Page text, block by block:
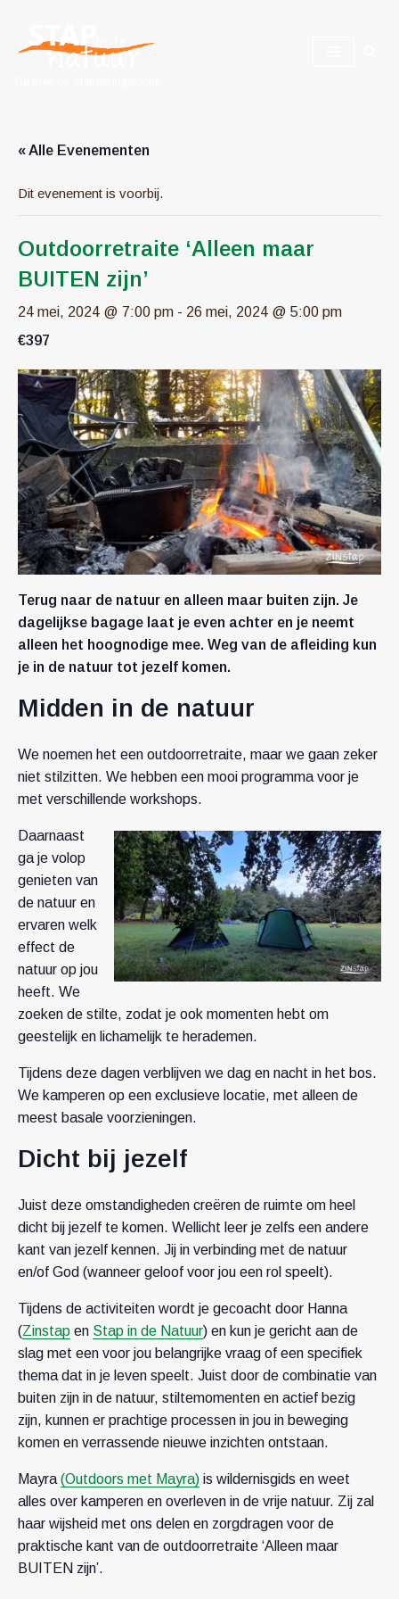
Ga
« Alle Evenementen
Dit evenement is voorbij.
Outdoorretraite ‘Alleen maar
BUITEN zijn’
24 mei, 2024 @ 7:00 pm - 26 mei, 2024 @ 5:00 pm
€397
Terug naar de natuur en alleen maar buiten zijn. Je
dagelijkse bagage laat je even achter en je neemt
alleen het hoognodige mee. Weg van de afleiding kun
je in de natuur tot jezelf komen.
Midden in de natuur
We noemen het een outdoorretraite, maar we gaan zeker
niet stilzitten. We hebben een mooi programma voor je
met verschillende workshops.
Daarnaast
ga je volop
genieten van
de natuur en
ervaren welk
effect de
natuur op jou
heeft. We
zoeken de stilte, zodat je ook momenten hebt om
geestelijk en lichamelijk te herademen.
Tijdens deze dagen verblijven we dag en nacht in het bos.
We kamperen op een exclusieve locatie, met alleen de
meest basale voorzieningen.
Dicht bij jezelf
Juist deze omstandigheden creëren de ruimte om heel
dicht bij jezelf te komen. Wellicht leer je zelfs een andere
kant van jezelf kennen. Jij in verbinding met de natuur
en/of God (wanneer geloof voor jou een rol speelt).
Tijdens de activiteiten wordt je gecoacht door Hanna
(Zinstap en Stap in de Natuur) en kun je gericht aan de
slag met een voor jou belangrijke vraag of een specifiek
thema dat in je leven speelt. Juist door de combinatie van
buiten zijn in de natuur, stiltemomenten en actief bezig
zijn, kunnen er prachtige processen in jou in beweging
komen en verrassende nieuwe inzichten ontstaan.
Mayra (Outdoors met Mayra) is wildernisgids en weet
alles over kamperen en overleven in de vrije natuur. Zij zal
haar wijsheid met ons delen en zorgdragen voor de
praktische kant van de outdoorretraite ‘Alleen maar
BUITEN zijn’.